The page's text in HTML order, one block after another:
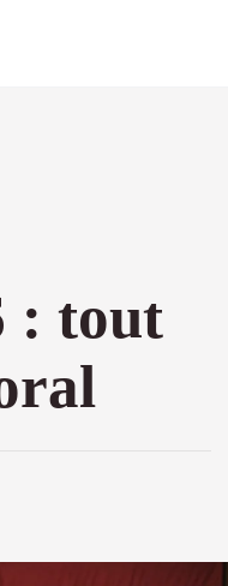
: tout